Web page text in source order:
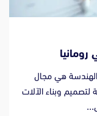
الهندسة هي مجال
لتصميم وبناء الآلات